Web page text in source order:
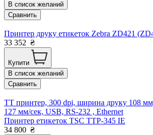
В список желаний
Сравнить
Принтер друку етикеток Zebra ZD421
33 352 ₴
Купити
В список желаний
Сравнить
TT принтер, 300 dpi, ширина друку 108
127 мм/сек, USB, RS-232 , Ethernet
Принтер етикеток TSC TTP-345 ІЕ
34 800 ₴